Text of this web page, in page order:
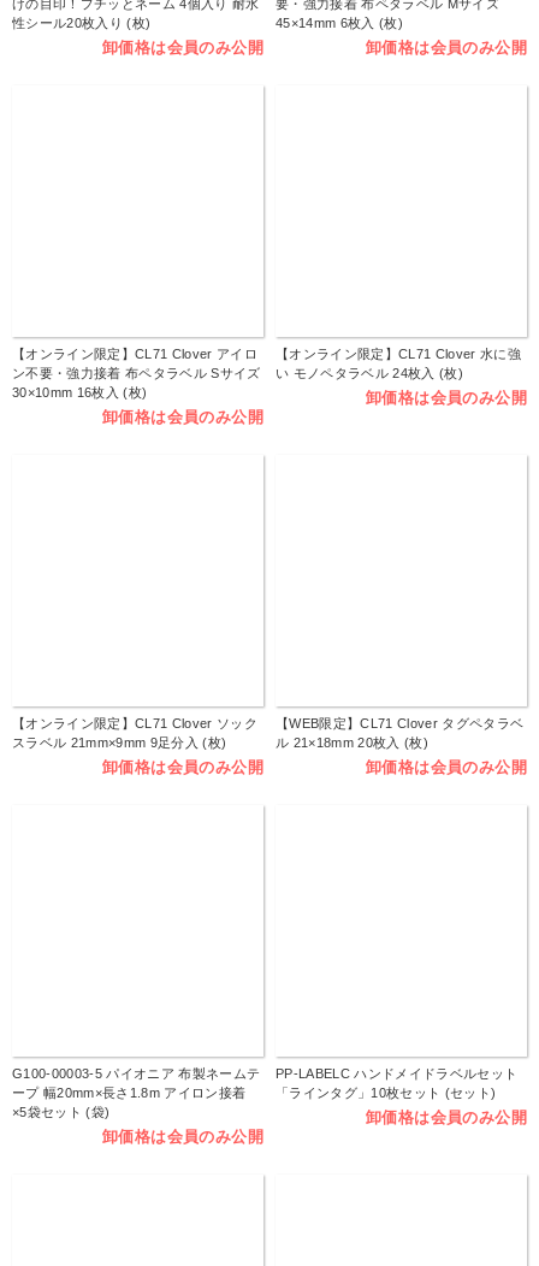
けの目印！プチッとネーム 4個入り 耐水
性シール20枚入り (枚)
卸価格は会員のみ公開
要・強力接着 布ペタラベル Mサイズ
45×14mm 6枚入 (枚)
卸価格は会員のみ公開
【オンライン限定】CL71 Clover アイロ
ン不要・強力接着 布ペタラベル Sサイズ
30×10mm 16枚入 (枚)
卸価格は会員のみ公開
【オンライン限定】CL71 Clover 水に強
い モノペタラベル 24枚入 (枚)
卸価格は会員のみ公開
【オンライン限定】CL71 Clover ソック
スラベル 21mm×9mm 9足分入 (枚)
卸価格は会員のみ公開
【WEB限定】CL71 Clover タグペタラベ
ル 21×18mm 20枚入 (枚)
卸価格は会員のみ公開
G100-00003-5 パイオニア 布製ネームテ
ープ 幅20mm×長さ1.8m アイロン接着
×5袋セット (袋)
卸価格は会員のみ公開
PP-LABELC ハンドメイドラベルセット
「ラインタグ」10枚セット (セット)
卸価格は会員のみ公開